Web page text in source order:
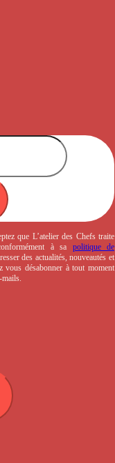
que L’atelier des Chefs traite
à sa politique de
des actualités, nouveautés et
vous désabonner à tout moment